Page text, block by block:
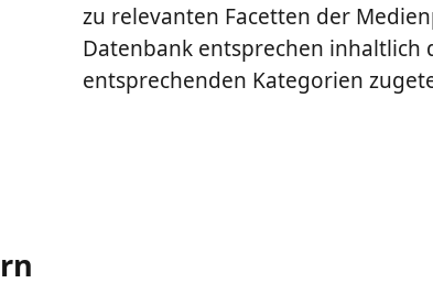
zu relevanten Facetten der
Datenbank entsprechen
entsprechenden Kategorien